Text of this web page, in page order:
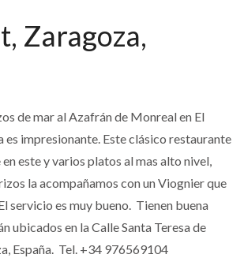
Zaragoza,
de mar al Azafrán de Monreal en El
es impresionante. Este clásico restaurante
este y varios platos al mas alto nivel,
la acompañamos con un Viognier que
servicio es muy bueno. Tienen buena
ubicados en laCalle Santa Teresa de
España. Tel. +34 976569104